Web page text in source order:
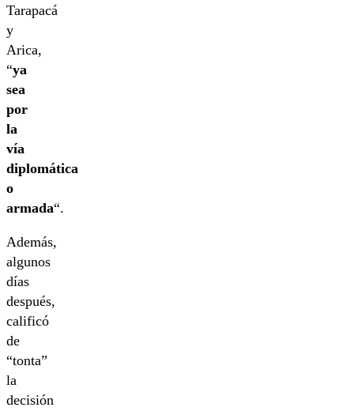
Tarapacá
y
Arica,
“ya
sea
por
la
vía
diplomática
o
armada“.
Además,
algunos
días
después,
calificó
de
“tonta”
la
decisión